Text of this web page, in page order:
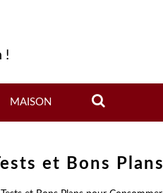
!
MAISON
et Bons Plans